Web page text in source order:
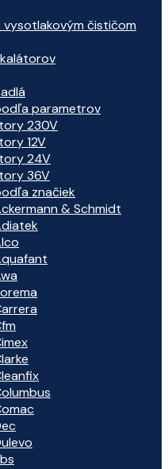
vysotlakovým čističom
parametrov
230V
12V
24V
36V
značiek
& Schmidt